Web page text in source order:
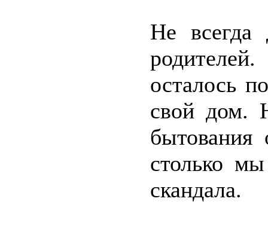
Не всегда
осталось
свой дом.
бытования
столько
скандала.